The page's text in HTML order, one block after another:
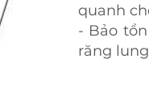
quanh
- Bảo
răng